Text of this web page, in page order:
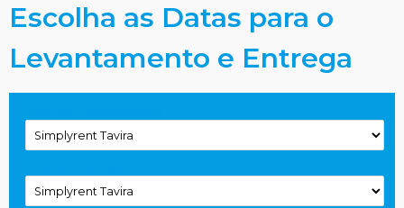
Escolha as Datas para o
Levantamento e Entrega